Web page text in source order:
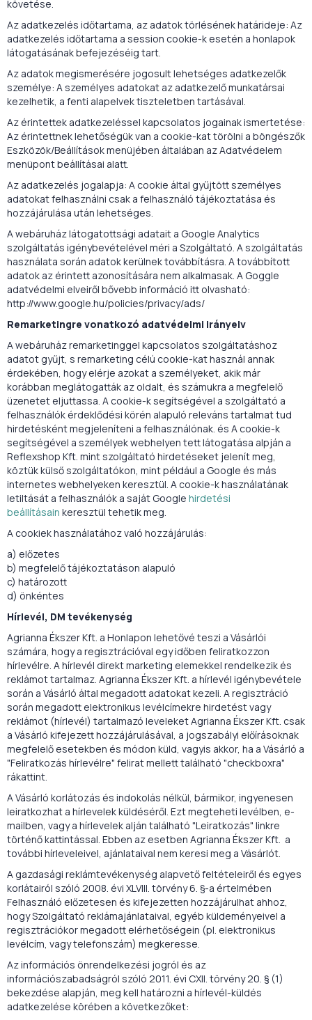
követése.
Az adatkezelés időtartama, az adatok törlésének határideje: Az
adatkezelés időtartama a session cookie-k esetén a honlapok
látogatásának befejezéséig tart.
Az adatok megismerésére jogosult lehetséges adatkezelők
személye: A személyes adatokat az adatkezelő munkatársai
kezelhetik, a fenti alapelvek tiszteletben tartásával.
Az érintettek adatkezeléssel kapcsolatos jogainak ismertetése:
Az érintettnek lehetőségük van a cookie-kat törölni a böngészők
Eszközök/Beállítások menüjében általában az Adatvédelem
menüpont beállításai alatt.
Az adatkezelés jogalapja: A cookie által gyűjtött személyes
adatokat felhasználni csak a felhasználó tájékoztatása és
hozzájárulása után lehetséges.
A webáruház látogatottsági adatait a Google Analytics
szolgáltatás igénybevételével méri a Szolgáltató. A szolgáltatás
használata során adatok kerülnek továbbításra. A továbbított
adatok az érintett azonosítására nem alkalmasak. A Goggle
adatvédelmi elveiről bővebb információ itt olvasható:
http://www.google.hu/policies/privacy/ads/
Remarketingre vonatkozó adatvédelmi irányelv
A webáruház remarketinggel kapcsolatos szolgáltatáshoz
adatot gyűjt, s remarketing célú cookie-kat használ annak
érdekében, hogy elérje azokat a személyeket, akik már
korábban meglátogatták az oldalt, és számukra a megfelelő
üzenetet eljuttassa. A cookie-k segítségével a szolgáltató a
felhasználók érdeklődési körén alapuló releváns tartalmat tud
hirdetésként megjeleníteni a felhasználónak. és A cookie-k
segítségével a személyek webhelyen tett látogatása alpján a
Reflexshop Kft. mint szolgáltató hirdetéseket jelenít meg,
köztük külső szolgáltatókon, mint például a Google és más
internetes webhelyeken keresztül. A cookie-k használatának
letiltását a felhasználók a saját Google hirdetési
beállításain keresztül tehetik meg.
A cookiek használatához való hozzájárulás:
a) előzetes
b) megfelelő tájékoztatáson alapuló
c) határozott
d) önkéntes
Hírlevél, DM tevékenység
Agrianna Ékszer Kft. a Honlapon lehetővé teszi a Vásárlói
számára, hogy a regisztrációval egy időben feliratkozzon
hírlevélre. A hírlevél direkt marketing elemekkel rendelkezik és
reklámot tartalmaz. Agrianna Ékszer Kft. a hírlevél igénybevétele
során a Vásárló által megadott adatokat kezeli. A regisztráció
során megadott elektronikus levélcímekre hirdetést vagy
reklámot (hírlevél) tartalmazó leveleket Agrianna Ékszer Kft. csak
a Vásárló kifejezett hozzájárulásával, a jogszabályi előírásoknak
megfelelő esetekben és módon küld, vagyis akkor, ha a Vásárló a
"Feliratkozás hírlevélre" felirat mellett található "checkboxra"
rákattint.
A Vásárló korlátozás és indokolás nélkül, bármikor, ingyenesen
leiratkozhat a hírlevelek küldéséről. Ezt megteheti levélben, e-
mailben, vagy a hírlevelek alján található "Leiratkozás" linkre
történő kattintással. Ebben az esetben Agrianna Ékszer Kft. a
további hírleveleivel, ajánlataival nem keresi meg a Vásárlót.
A gazdasági reklámtevékenység alapvető feltételeiről és egyes
korlátairól szóló 2008. évi XLVIII. törvény 6. §-a értelmében
Felhasználó előzetesen és kifejezetten hozzájárulhat ahhoz,
hogy Szolgáltató reklámajánlataival, egyéb küldeményeivel a
regisztrációkor megadott elérhetőségein (pl. elektronikus
levélcím, vagy telefonszám) megkeresse.
Az információs önrendelkezési jogról és az
információszabadságról szóló 2011. évi CXII. törvény 20. § (1)
bekezdése alapján, meg kell határozni a hírlevél-küldés
adatkezelése körében a következőket: